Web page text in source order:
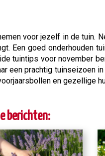
voor jezelf in de tuin.
Een goed onderhouden
tuintips voor november
een prachtig tuinseizoen
en gezellige
berichten: